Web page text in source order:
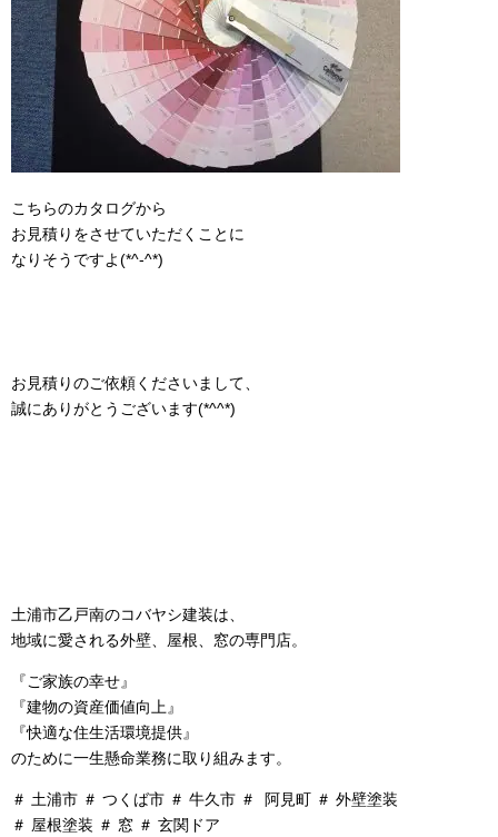
こちらのカタログから
お見積りをさせていただくことに
なりそうですよ(*^-^*)
お見積りのご依頼くださいまして、
誠にありがとうございます(*^^*)
土浦市乙戸南のコバヤシ建装は、
地域に愛される外壁、屋根、窓の専門店。
『ご家族の幸せ』
『建物の資産価値向上』
『快適な住生活環境提供』
のために一生懸命業務に取り組みます。
＃ 土浦市 ＃ つくば市 ＃ 牛久市 ＃ 阿見町 ＃ 外壁塗装
＃ 屋根塗装 ＃ 窓 ＃ 玄関ドア